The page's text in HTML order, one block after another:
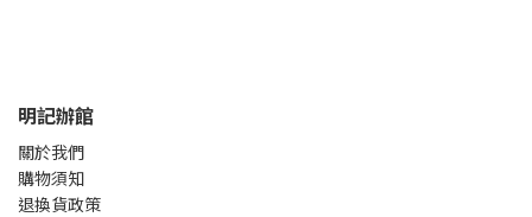
明記辦館
關於我們
購物須知
退換貨政策